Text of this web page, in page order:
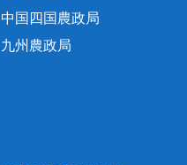
中国四国農政局
九州農政局